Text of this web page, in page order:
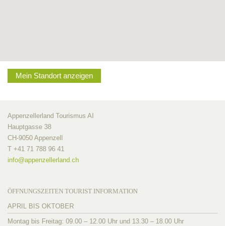
Mein Standort anzeigen
Appenzellerland Tourismus AI
Hauptgasse 38
CH-9050 Appenzell
T +41 71 788 96 41
info@appenzellerland.ch
ÖFFNUNGSZEITEN TOURIST INFORMATION
APRIL BIS OKTOBER
Montag bis Freitag: 09.00 – 12.00 Uhr und 13.30 – 18.00 Uhr